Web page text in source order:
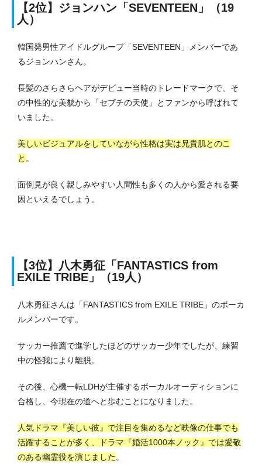
【2位】ジョンハン「SEVENTEEN」（19
人）
韓国発男性アイドルグループ「SEVENTEEN」メンバーであ
るジョンハンさん。
長髪のさらさらヘアがデビュー当時のトレードマークで、そ
の中性的な美貌から「セブチの天使」とファンから呼ばれて
いました。
美しいビジュアルをしていながら性格は実は兄貴肌とのこ
と 。
面倒見が良く親しみやすい人間性も多くの人から愛される要
因といえるでしょう。
【3位】
八木勇征「FANTASTICS from
EXILE TRIBE」（19人）
八木勇征さんは「FANTASTICS from EXILE TRIBE」のボーカ
ルメンバーです。
サッカー推薦で進学したほどのサッカー少年でしたが、練習
中の怪我により離脱。
その後、心機一転LDHが主催するボーカルオーディションに
合格し、今現在の道へと歩むことになりました。
人気ドラマ『美しい彼』で注目を集めるなど映像の仕事でも
活躍することが多く、ドラマ『婚活1000本ノック』では愛敬
のある幽霊役を演じました。